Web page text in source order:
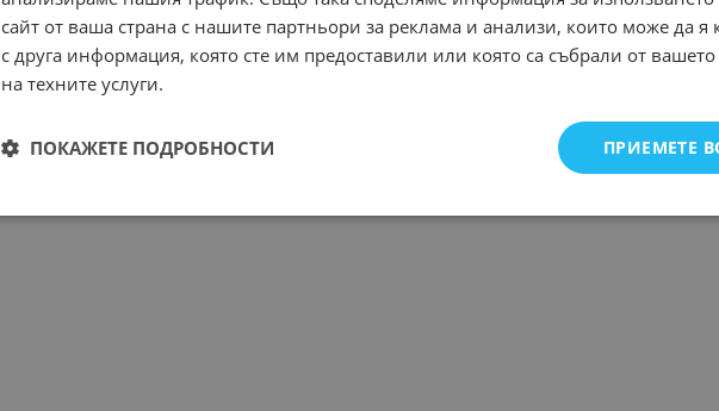
сайт от ваша страна с нашите партньори за реклама и анализи, които може да я
с друга информация, която сте им предоставили или която са събрали от
на техните услуги.
ПРИЕМЕТЕ
ПОКАЖЕТЕ ПОДРОБНОСТИ